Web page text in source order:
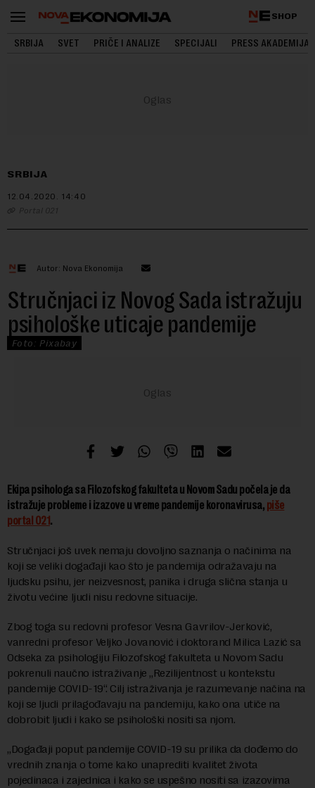
SHOP
SRBIJA SVET PRIČE I ANALIZE SPECIJALI PRESS AKADEMIJA
SRBIJA
12.04.2020. 14:40
Portal 021
Autor: Nova Ekonomija
Stručnjaci iz Novog Sada istražuju
psihološke uticaje pandemije
Foto: Pixabay
Ekipa psihologa sa Filozofskog fakulteta u Novom Sadu počela je da
istražuje probleme i izazove u vreme pandemije koronavirusa, piše
portal 021.
Stručnjaci još uvek nemaju dovoljno saznanja o načinima na
koji se veliki događaji kao što je pandemija odražavaju na
ljudsku psihu, jer neizvesnost, panika i druga slična stanja u
životu većine ljudi nisu redovne situacije.
Zbog toga su redovni profesor Vesna Gavrilov-Jerković,
vanredni profesor Veljko Jovanović i doktorand Milica Lazić sa
Odseka za psihologiju Filozofskog fakulteta u Novom Sadu
pokrenuli naučno istraživanje „Rezilijentnost u kontekstu
pandemije COVID-19“. Cilj istraživanja je razumevanje načina na
koji se ljudi prilagođavaju na pandemiju, kako ona utiče na
dobrobit ljudi i kako se psihološki nositi sa njom.
„Događaji poput pandemije COVID-19 su prilika da dođemo do
vrednih znanja o tome kako unaprediti kvalitet života
pojedinaca i zajednica i kako se uspešno nositi sa izazovima